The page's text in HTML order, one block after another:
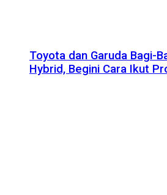
Toyota dan Garuda Bagi-
Hybrid, Begini Cara Ikut